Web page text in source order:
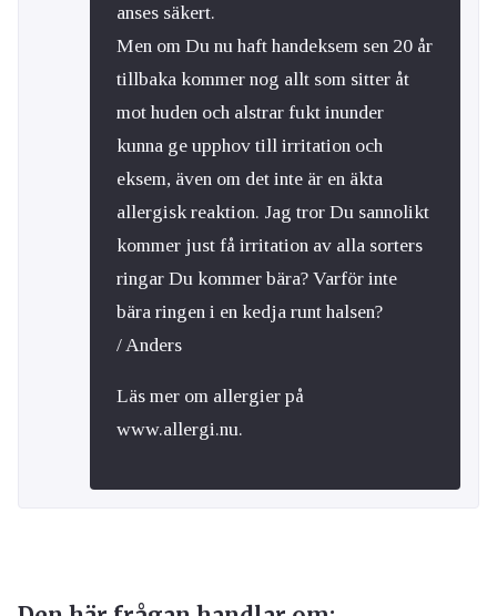
anses säkert.
Men om Du nu haft handeksem sen 20 år
tillbaka kommer nog allt som sitter åt
mot huden och alstrar fukt inunder
kunna ge upphov till irritation och
eksem, även om det inte är en äkta
allergisk reaktion. Jag tror Du sannolikt
kommer just få irritation av alla sorters
ringar Du kommer bära? Varför inte
bära ringen i en kedja runt halsen?
/ Anders
Läs mer om allergier på
www.allergi.nu.